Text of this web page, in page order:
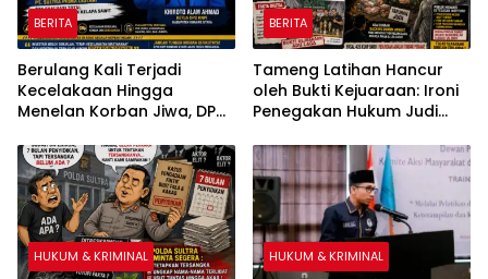
BERITA
Berulang Kali Terjadi
Kecelakaan Hingga
Menelan Korban Jiwa, DPD
Penghentian Aktivitas
Hauling dan Evaluasi Total
Perizinan PT Sultra Prima
Lestari
BERITA
Tameng Latihan Hancur
oleh Bukti Kejuaraan: Ironi
Penegakan Hukum Judi
Johor
HUKUM & KRIMINAL HUKUM & KRIMINAL